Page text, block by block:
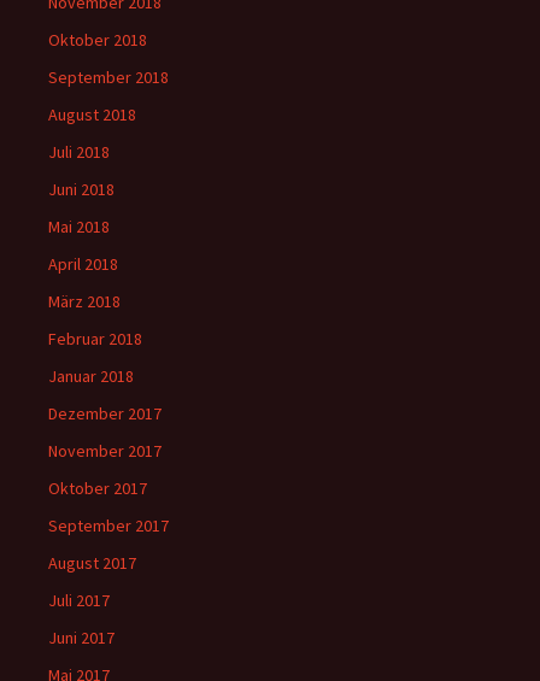
Oktober 2018
September 2018
August 2018
Juli 2018
Juni 2018
Mai 2018
April 2018
März 2018
Februar 2018
Januar 2018
Dezember 2017
November 2017
Oktober 2017
September 2017
August 2017
Juli 2017
Juni 2017
Mai 2017